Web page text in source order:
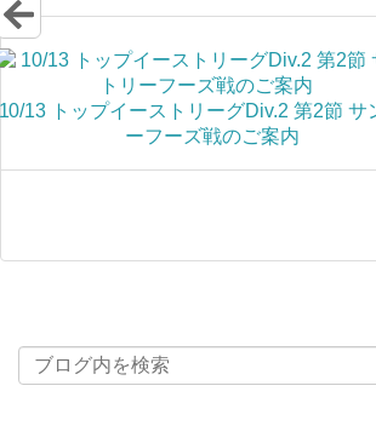
13 トップイーストリーグDiv.2 第2節 サ
ーフーズ戦のご案内